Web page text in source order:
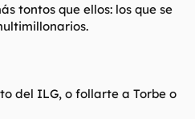
tontos que ellos: los que se
del ILG, o follarte a Torbe o